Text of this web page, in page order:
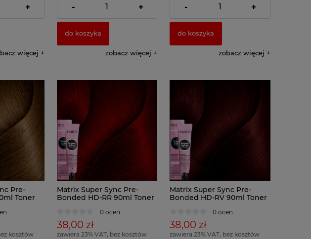
)
+
więcej
( 1 x 100ml = 42,22 zł )
- +
do koszyka
zobacz więcej
( 1 x 100ml = 42,22 zł )
- +
do koszyka
zobacz więcej
Pre-
Toner
kosztów
Matrix Super Sync Pre-
Bonded HD-RR 90ml Toner
0 ocen
38,00 zł
zawiera 23% VAT, bez kosztów
Matrix Super Sync Pre-
Bonded HD-RV 90ml Toner
0 ocen
38,00 zł
zawiera 23% VAT, bez kosztów